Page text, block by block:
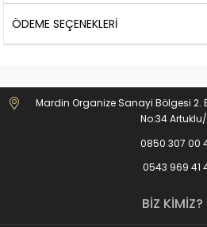
ÖDEME SEÇENEKLERI
Mardin Organize Sanayi Bölgesi 2.
No:34 Artuklu/
0850 307 00
0543 969 41
BİZ KİMİZ?